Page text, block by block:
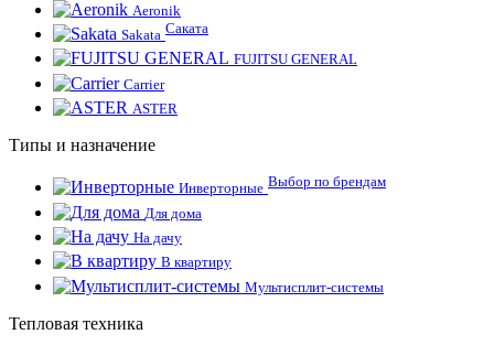
Aeronik
Sakata Саката
FUJITSU GENERAL
Carrier
ASTER
Типы и назначение
Инверторные Выбор по брендам
Для дома
На дачу
В квартиру
Мультисплит-системы
Тепловая техника